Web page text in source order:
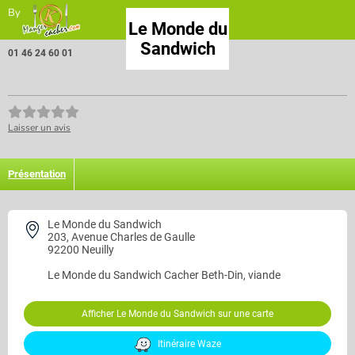
By
Le Monde du
Sandwich
01 46 24 60 01
Laisser un avis
Présentation
Le Monde du Sandwich
203, Avenue Charles de Gaulle
92200 Neuilly
Le Monde du Sandwich Cacher Beth-Din, viande
Afficher Le Monde du Sandwich sur une carte
Itinéraire Waze